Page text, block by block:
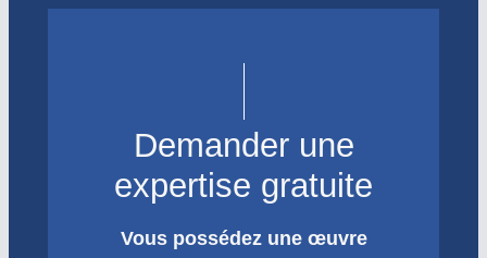
Demander une
expertise gratuite
Vous possédez une œuvre